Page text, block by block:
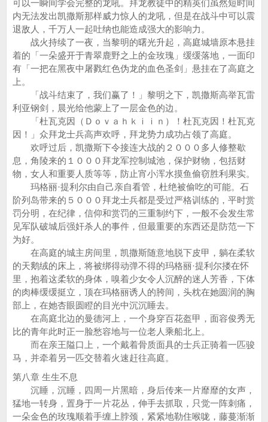
可以一瞬间学会完整的龙吼。拜龙教徒中的精英们虽然短时间
内无法发出凯撒斯那样威力惊人的龙吼，但是在战斗中可以震
退敌人，千万人一起吐纳也能造成强大的影响力。
战火持续了一夜，当黎明的曙光升起，高庭城墙原本悬挂
着的「一朵盛开于青翠鹿野之上的金玫瑰」缓缓落地，一面印
有「一把在黑夜中屠戮红色伪龙的血色圣剑」悬挂在了高庭之
上。
「战斗结束了，我们赢了！」黎明之下，凯撒斯高举瓦雷
利亚钢剑，晨光给他蒙上了一层金色的边。
「杜瓦克因（Ｄｏｖａｈｋｉｉｎ）！杜瓦克因！杜瓦克
因！」众拜龙士兵高声欢呼，拜龙势力成功占领了高庭。
欢呼过后，凯撒斯下令接连大战的２０００多人修整歇
息，角陵来的１０００拜龙军控制城池，保护财物，包括财
物，女人和重要人质等等，防止宵小浑水摸鱼偷窃胜利果实。
玛格丽·提利尔由自己亲自看管，杜绝被偷吃的可能。石
阶列岛带来的５０００拜龙士兵都是受过严格训练的，平时赏
罚分明，在纪律，信仰和赏罚的三重制约下，一般不会发生常
见军队破城后强奸杀人的事件，但最重要的东西还是防范一下
为好。
在高庭的城主房间里，凯撒斯随意地脱下皮甲，躺在柔软
的天鹅绒的床上，将被绑得动弹不得的玛格丽·提利尔搂在怀
里，抱着这柔软的身体，嗅着少女令人沉醉的迷人芳香，下体
的肉棒缓缓挺立，顶在玛格丽诱人的胯间，头枕在她圆润的胸
部上，在她杏眼圆瞪的目光中沉沉睡去。
在高庭北边的曼德河上，一个身穿百花盔甲，面容俊秀无
比的青年此时正一脸愁容地与一位老人乘船北上。
而在亲王隘口上，一个戴着骨质面具的士兵正骑着一匹骏
马，并牵着另一匹交替着火速赶往高庭。
第八章 生生不息
沉睡，沉睡，四周一片黑暗，身后传来一片靡靡的女声，
猛地一转身，置身于一片花丛，伸手去抓取，只觉一阵刺痛，
一朵金色的玫瑰顺着手缠上脖颈，紧紧地勒住喉咙，藤蔓渐渐